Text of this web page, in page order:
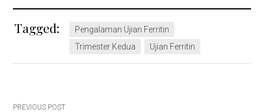
Tagged:
Pengalaman Ujian Ferritin
Trimester Kedua
Ujian Ferritin
PREVIOUS POST